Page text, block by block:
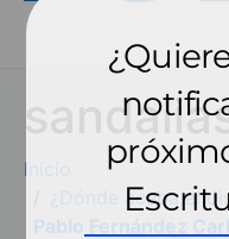
Inicio
¿Dónde acaba el
Pablo Fernández